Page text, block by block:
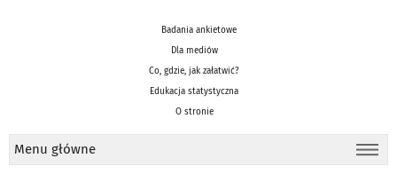
Badania ankietowe
Dla mediów
Co, gdzie, jak załatwić?
Edukacja statystyczna
O stronie
Menu główne